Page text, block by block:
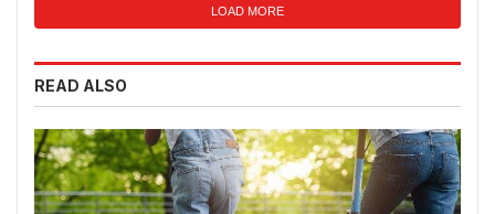
LOAD MORE
READ ALSO